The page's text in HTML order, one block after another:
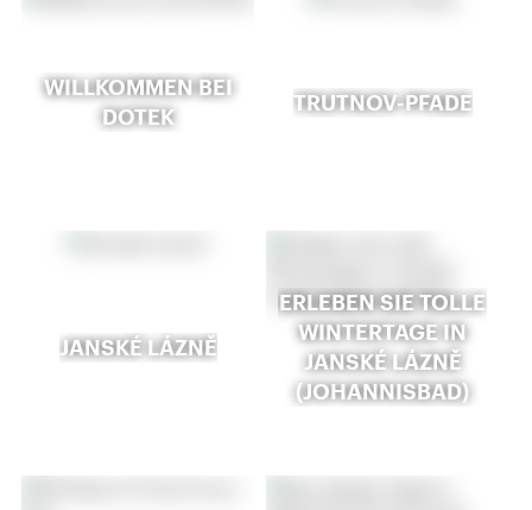
WILLKOMMEN BEI
DOTEK
TRUTNOV-PFADE
JANSKÉ LÁZNĚ
ERLEBEN SIE TOLLE
WINTERTAGE IN
JANSKÉ LÁZNĚ
(JOHANNISBAD)